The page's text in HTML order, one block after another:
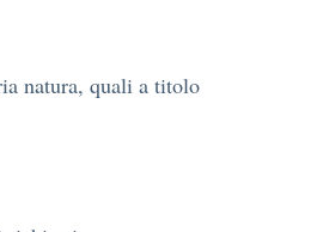
natura, quali a titolo